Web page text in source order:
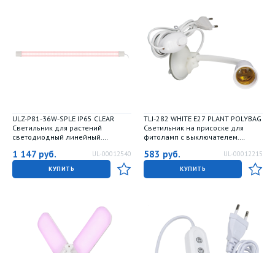
ULZ-P81-36W-SPLE IP65 CLEAR
Светильник для растений
светодиодный линейный.
фотосинтеза. TM ФитоЛето
1 147 руб. UL-00012540
КУПИТЬ
TLI-282 WHITE E27 PLANT POLYBAG
Светильник на присоске для
фитоламп с выключателем.
583 руб. UL-00012215
КУПИТЬ